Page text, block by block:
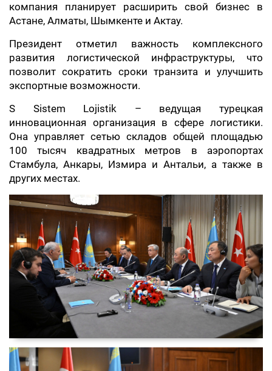
компания планирует расширить свой бизнес в
Астане, Алматы, Шымкенте и Актау.
Президент отметил важность комплексного
развития логистической инфраструктуры, что
позволит сократить сроки транзита и улучшить
экспортные возможности.
S Sistem Lojistik – ведущая турецкая
инновационная организация в сфере логистики.
Она управляет сетью складов общей площадью
100 тысяч квадратных метров в аэропортах
Стамбула, Анкары, Измира и Антальи, а также в
других местах.